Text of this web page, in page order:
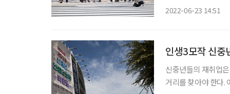
2022-06-23 14:51
인생3모작 신
신중년들의 재취업
거리를 찾아야 한다.